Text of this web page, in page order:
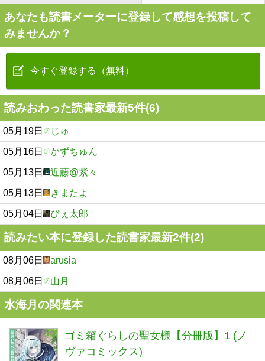
あなたも読書メーターに登録して感想を投稿して
みませんか？
今すぐ登録する（無料）
読みおわった読書家最新5件(6)
05月19日 じゅ
05月16日 かずちゅん
05月13日 近藤@紫々
05月13日 きまたよ
05月04日 ぴぇ太郎
読みたい本に登録した読書家最新2件(2)
08月06日 arusia
08月06日 山月
水海月の関連本
ゴミ箱ぐらしの聖女様【分冊版】1 (ノ
ヴァコミックス)